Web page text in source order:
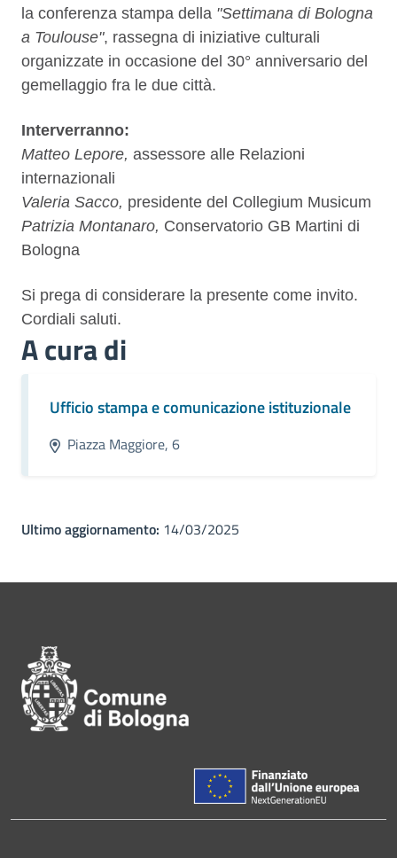
la conferenza stampa della "Settimana di Bologna
a Toulouse", rassegna di iniziative culturali
organizzate in occasione del 30° anniversario del
gemellaggio fra le due città.
Interverranno:
Matteo Lepore, assessore alle Relazioni
internazionali
Valeria Sacco, presidente del Collegium Musicum
Patrizia Montanaro, Conservatorio GB Martini di
Bologna
Si prega di considerare la presente come invito.
Cordiali saluti.
A cura di
Ufficio stampa e comunicazione istituzionale
Piazza Maggiore, 6
Ultimo aggiornamento: 14/03/2025